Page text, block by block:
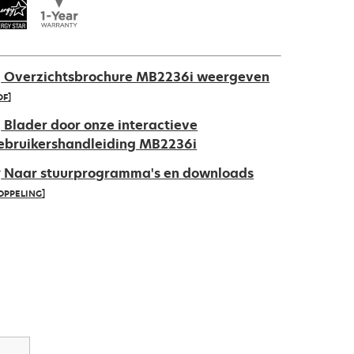
Overzichtsbrochure MB2236i weergeven
Blader door onze interactieve
MB2236i
Naar stuurprogramma's en downloads